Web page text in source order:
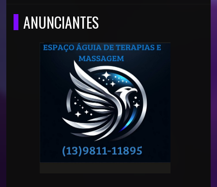
ANUNCIANTES